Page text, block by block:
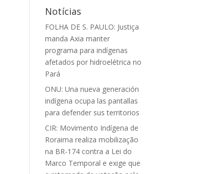
Notícias
FOLHA DE S. PAULO: Justiça
manda Axia manter
programa para indígenas
afetados por hidroelétrica no
Pará
ONU: Una nueva generación
indígena ocupa las pantallas
para defender sus territorios
CIR: Movimento Indígena de
Roraima realiza mobilização
na BR-174 contra a Lei do
Marco Temporal e exige que